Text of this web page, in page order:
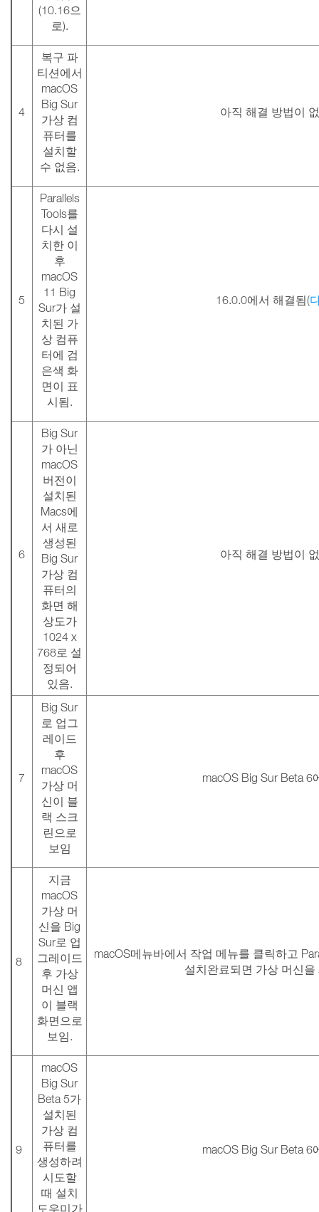
(10.16으
로).
4
복구 파
티션에서
macOS
Big Sur
가상 컴
퓨터를
설치할
수 없음.
아직 해결 방법이
5
Parallels
Tools를
다시 설
치한 이
후
macOS
11 Big
Sur가 설
치된 가
상 컴퓨
터에 검
은색 화
면이 표
시됨.
16.0.0에서 해결됨(
6
Big Sur
가 아닌
macOS
버전이
설치된
Macs에
서 새로
생성된
Big Sur
가상 컴
퓨터의
화면 해
상도가
1024 x
768로 설
정되어
있음.
아직 해결 방법이
7
Big Sur
로 업그
레이드
후
macOS
가상 머
신이 블
랙 스크
린으로
보임
macOS Big Sur Beta 6
8
지금
macOS
가상 머
신을 Big
Sur로 업
그레이드
후 가상
머신 앱
이 블랙
화면으로
보임.
macOS메뉴바에서 작업 메뉴를 클릭하고
설치완료되면 가상 머신
9
macOS
Big Sur
Beta 5가
설치된
가상 컴
퓨터를
생성하려
시도할
때 설치
도우미가
macOS Big Sur Beta 6